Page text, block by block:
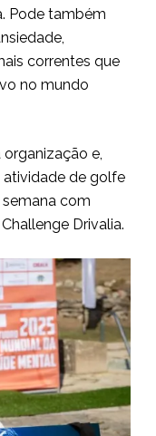
Pode também
correntes que
no mundo
e,
atividade de golfe
com
Drivalia.